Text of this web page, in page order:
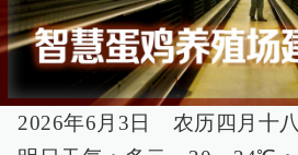
2026年6月3日 农历四月十八